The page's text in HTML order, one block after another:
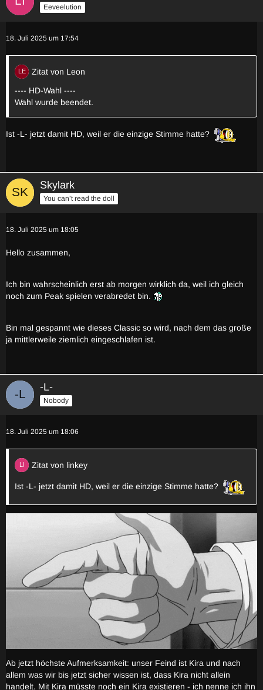
Eeveelution
18. Juli 2025 um 17:54
Zitat von Leon
---- HD-Wahl ----
Wahl wurde beendet.
Ist -L- jetzt damit HD, weil er die einzige Stimme hatte?
Skylark
You can’t read the doll
18. Juli 2025 um 18:05
Hello zusammen,
Ich bin wahrscheinlich erst ab morgen wirklich da, weil ich gleich
noch zum Peak spielen verabredet bin.
Bin mal gespannt wie dieses Classic so wird, nach dem das große
ja mittlerweile ziemlich eingeschlafen ist.
-L-
Nobody
18. Juli 2025 um 18:06
Zitat von linkey
Ist -L- jetzt damit HD, weil er die einzige Stimme hatte?
Ab jetzt höchste Aufmerksamkeit: unser Feind ist Kira und nach
allem was wir bis jetzt sicher wissen ist, dass Kira nicht allein
handelt. Mit Kira müsste noch ein Kira existieren - ich nenne ich ihn